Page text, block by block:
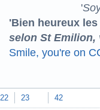
'
'Bien heureux
selon St Emilion,
Smile, you're on
22 23 42